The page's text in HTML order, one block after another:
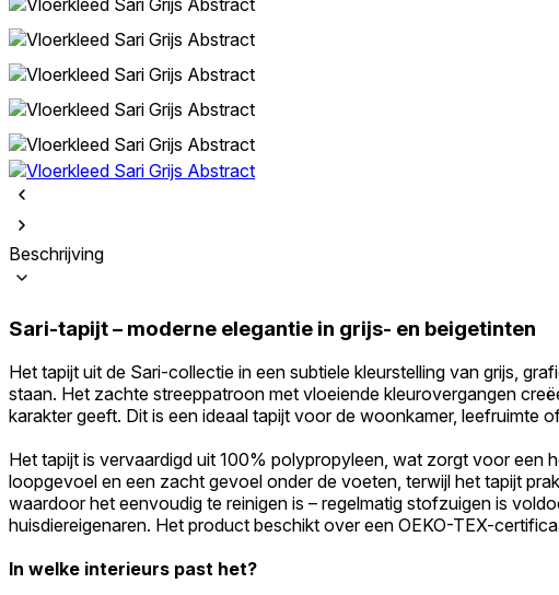
Beschrijving
Sari-tapijt – moderne elegantie in grijs- en beigetinten
Het tapijt uit de Sari-collectie in een subtiele kleurstelling van grijs,
staan. Het zachte streeppatroon met vloeiende kleurovergangen
karakter geeft. Dit is een ideaal tapijt voor de woonkamer, leefruimte
Het tapijt is vervaardigd uit 100% polypropyleen, wat zorgt voor een
loopgevoel en een zacht gevoel onder de voeten, terwijl het tapijt
waardoor het eenvoudig te reinigen is – regelmatig stofzuigen is
huisdiereigenaren. Het product beschikt over een OEKO-TEX-
In welke interieurs past het?